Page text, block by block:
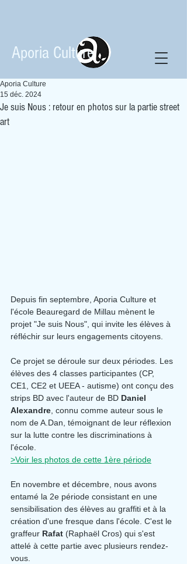
Aporia Culture
Je suis Nous : retour en photos sur la partie street
art
Aporia Culture
15 déc. 2024
Depuis fin septembre, Aporia Culture et
l'école Beauregard de Millau mènent le
projet "Je suis Nous", qui invite les élèves à
réfléchir sur leurs engagements citoyens.
Ce projet se déroule sur deux périodes. Les
élèves des 4 classes participantes (CP,
CE1, CE2 et UEEA - autisme) ont conçu des
strips BD avec l'auteur de BD Daniel
Alexandre , connu comme auteur sous le
nom de A.Dan, témoignant de leur réflexion
sur la lutte contre les discriminations à
l'école.
>Voir les photos de cette 1ère période
En novembre et décembre, nous avons
entamé la 2e période consistant en une
sensibilisation des élèves au graffiti et à la
création d'une fresque dans l'école. C'est le
graffeur Rafat (Raphaël Cros) qui s'est
attelé à cette partie avec plusieurs rendez-
vous.